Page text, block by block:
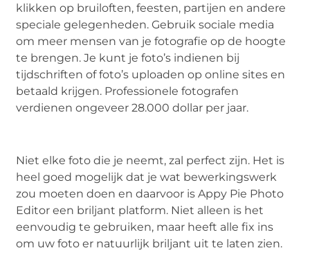
klikken op bruiloften, feesten, partijen en andere
speciale gelegenheden. Gebruik sociale media
om meer mensen van je fotografie op de hoogte
te brengen. Je kunt je foto’s indienen bij
tijdschriften of foto’s uploaden op online sites en
betaald krijgen. Professionele fotografen
verdienen ongeveer 28.000 dollar per jaar.
Niet elke foto die je neemt, zal perfect zijn. Het is
heel goed mogelijk dat je wat bewerkingswerk
zou moeten doen en daarvoor is Appy Pie Photo
Editor een briljant platform. Niet alleen is het
eenvoudig te gebruiken, maar heeft alle fix ins
om uw foto er natuurlijk briljant uit te laten zien.